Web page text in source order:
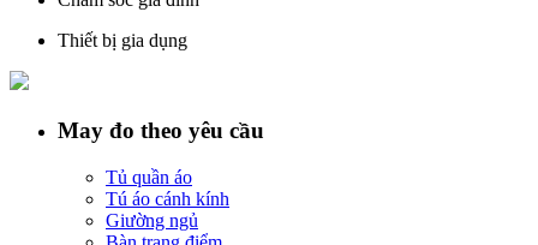
Thiết bị gia dụng
May đo theo yêu cầu
Tủ quần áo
Tú áo cánh kính
Giường ngủ